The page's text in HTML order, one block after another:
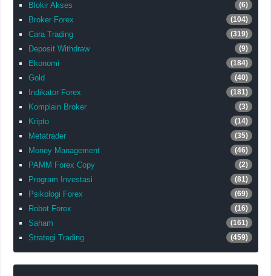
Blokir Akses (6)
Broker Forex (104)
Cara Trading (319)
Deposit Withdraw (9)
Ekonomi (184)
Gold (40)
Indikator Forex (181)
Komplain Broker (3)
Kripto (14)
Metatrader (35)
Money Management (46)
PAMM Forex Copy (2)
Program Investasi (81)
Psikologi Forex (69)
Robot Forex (16)
Saham (161)
Strategi Trading (459)